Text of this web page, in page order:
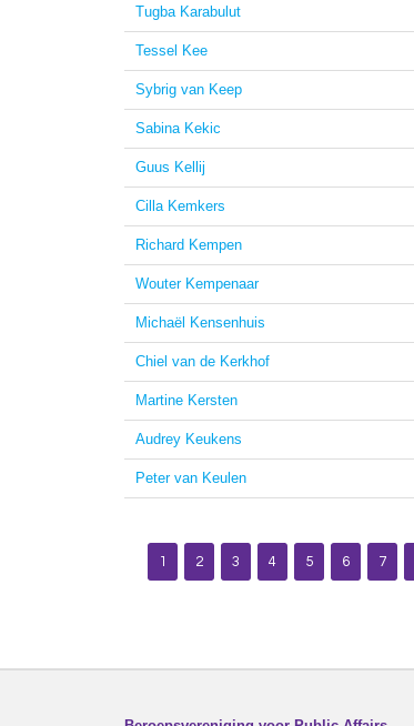
Tugba Karabulut
Tessel Kee
Sybrig van Keep
Sabina Kekic
Guus Kellij
Cilla Kemkers
Richard Kempen
Wouter Kempenaar
Michaël Kensenhuis
Chiel van de Kerkhof
Martine Kersten
Audrey Keukens
Peter van Keulen
1 2 3 4 5 6 7